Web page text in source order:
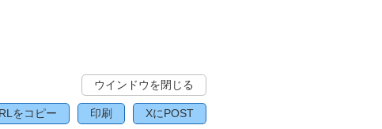
ウインドウを閉じる
をコピー 印刷 XにPOST